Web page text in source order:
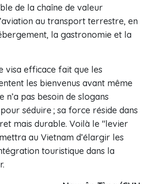
de la chaîne de valeur
au transport terrestre, en
la gastronomie et la
visa efficace fait que les
les bienvenus avant même
n’a pas besoin de slogans
séduire ; sa force réside dans
mais durable. Voilà le "levier
au Vietnam d’élargir les
touristique dans la